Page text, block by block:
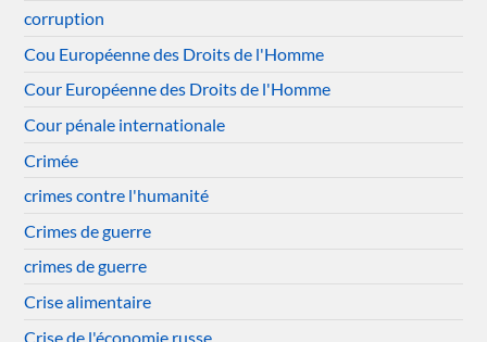
corruption
Cou Européenne des Droits de l'Homme
Cour Européenne des Droits de l'Homme
Cour pénale internationale
Crimée
crimes contre l'humanité
Crimes de guerre
crimes de guerre
Crise alimentaire
Crise de l'économie russe